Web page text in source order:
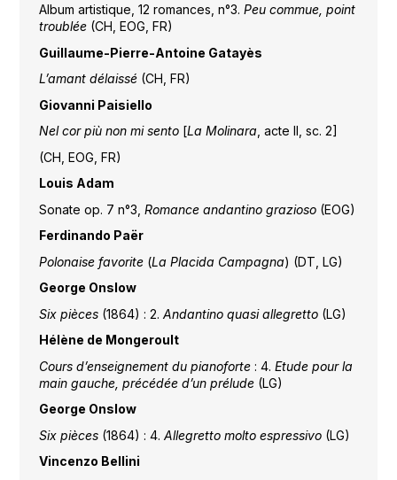
Album artistique, 12 romances, n°3. Peu commue, point
troublée (CH, EOG, FR)
Guillaume-Pierre-Antoine Gatayès
L’amant délaissé (CH, FR)
Giovanni Paisiello
Nel cor più non mi sento[La Molinara , acte II, sc. 2]
(CH, EOG, FR)
Louis Adam
Sonate op. 7 n°3, Romance andantino grazioso (EOG)
Ferdinando Paër
Polonaise favorite(La Placida Campagna) (DT, LG)
George Onslow
Six pièces(1864) : 2. Andantino quasi allegretto (LG)
Hélène de Mongeroult
Cours d’enseignement du pianoforte: 4. Etude pour la
main gauche, précédée d’un prélude (LG)
George Onslow
Six pièces(1864) : 4. Allegretto molto espressivo (LG)
Vincenzo Bellini